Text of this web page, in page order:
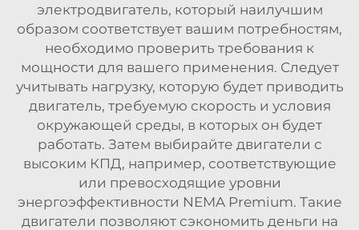
электродвигатель, который наилучшим
образом соответствует вашим потребностям,
необходимо проверить требования к
мощности для вашего применения. Следует
учитывать нагрузку, которую будет приводить
двигатель, требуемую скорость и условия
окружающей среды, в которых он будет
работать. Затем выбирайте двигатели с
высоким КПД, например, соответствующие
или превосходящие уровни
энергоэффективности NEMA Premium. Такие
двигатели позволяют сэкономить деньги на